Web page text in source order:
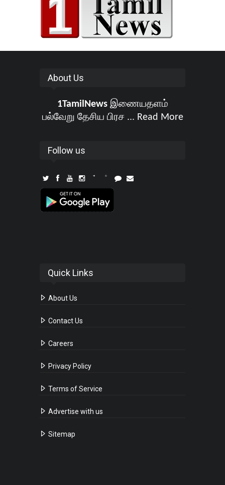
About Us
1TamilNewsஇணையதளம்
பல்வேறு தேசிய பிரச ... Read More
Follow us
Quick Links
About Us
Contact Us
Careers
Privacy Policy
Terms of Service
Advertise with us
Sitemap